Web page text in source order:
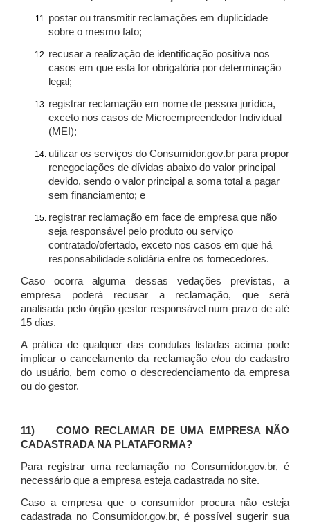
postar ou transmitir reclamações em duplicidade
sobre o mesmo fato;
recusar a realização de identificação positiva nos
casos em que esta for obrigatória por determinação
legal;
registrar reclamação em nome de pessoa jurídica,
exceto nos casos de Microempreendedor Individual
(MEI);
utilizar os serviços do Consumidor.gov.br para propor
renegociações de dívidas abaixo do valor principal
devido, sendo o valor principal a soma total a pagar
sem financiamento; e
registrar reclamação em face de empresa que não
seja responsável pelo produto ou serviço
contratado/ofertado, exceto nos casos em que há
responsabilidade solidária entre os fornecedores.
Caso ocorra alguma dessas vedações previstas, a
empresa poderá recusar a reclamação, que será
analisada pelo órgão gestor responsável num prazo de até
15 dias.
A prática de qualquer das condutas listadas acima pode
implicar o cancelamento da reclamação e/ou do cadastro
do usuário, bem como o descredenciamento da empresa
ou do gestor.
11)COMO RECLAMAR DE UMA EMPRESA NÃO
CADASTRADA NA PLATAFORMA?
Para registrar uma reclamação no Consumidor.gov.br, é
necessário que a empresa esteja cadastrada no site.
Caso a empresa que o consumidor procura não esteja
cadastrada no Consumidor.gov.br, é possível sugerir sua